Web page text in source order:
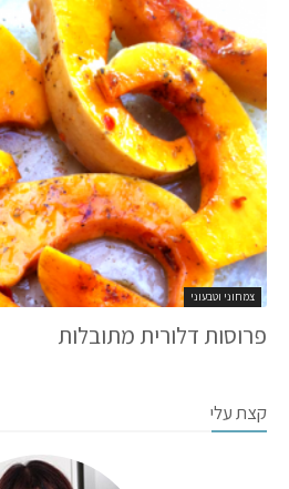
צמחוני וטבעוני
פרוסות דלורית מתובלות
קצת עלי